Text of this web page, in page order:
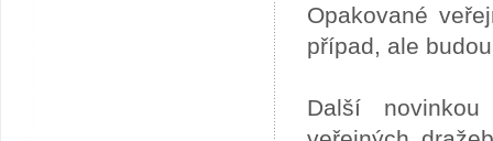
Opakované
případ, ale
Další